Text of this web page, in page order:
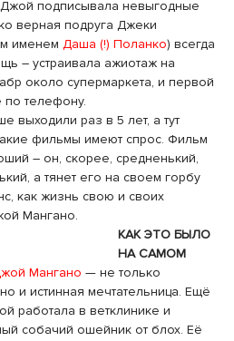
подписывала невыгодные
верная подруга Джеки
именем Даша (!) Поланко) всегда
– устраивала ажиотаж на
около супермаркета, и первой
по телефону.
выходили раз в 5 лет, а тут
фильмы имеют спрос. Фильм
– он, скорее, средненький,
а тянет его на своем горбу
как жизнь свою и своих
Мангано.
КАК ЭТО БЫЛО
НА САМОМ
Мангано — не только
и истинная мечтательница. Ещё
работала в ветклинике и
собачий ошейник от блох. Её